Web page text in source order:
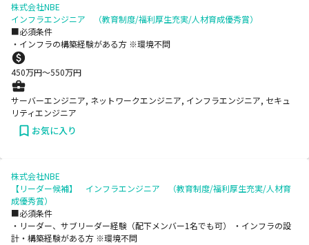
株式会社NBE
インフラエンジニア （教育制度/福利厚生充実/人材育成優秀賞）
■必須条件
・インフラの構築経験がある方 ※環境不問
450万円〜550万円
サーバーエンジニア, ネットワークエンジニア, インフラエンジニア, セキュ
リティエンジニア
お気に入り
株式会社NBE
【リーダー候補】 インフラエンジニア （教育制度/福利厚生充実/人材育
成優秀賞）
■必須条件
・リーダー、サブリーダー経験（配下メンバー1名でも可） ・インフラの設
計・構築経験がある方 ※環境不問